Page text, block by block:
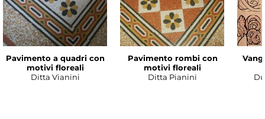
Pavimento a quadri con
motivi floreali
Ditta Vianini
Pavimento rombi con
motivi floreali
Ditta Pianini